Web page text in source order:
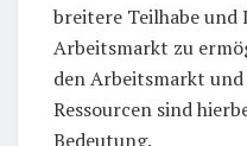
breitere Teilhabe
Arbeitsmarkt zu
den Arbeitsmarkt
Ressourcen sind
Bedeutung.